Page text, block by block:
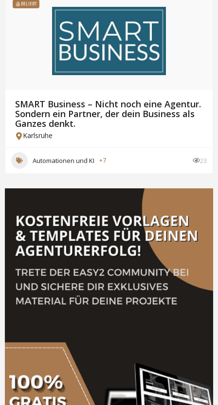
BELIEBT
SMART Business – Nicht noch eine Agentur.
Sondern ein Partner, der dein Business als
Ganzes denkt.
Karlsruhe
Automationen und KI +7 23